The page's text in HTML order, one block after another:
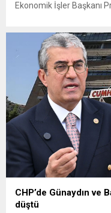
Ekonomik İşler Başkanı
fiyatların çiftçinin artan
olduğunu savunarak
çağrısında...
CHP’de Günaydın ve
düştü